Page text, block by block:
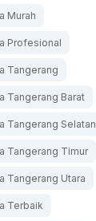
Murah
Profesional
Tangerang
Tangerang Barat
Tangerang Selatan
Tangerang Timur
Tangerang Utara
Terbaik